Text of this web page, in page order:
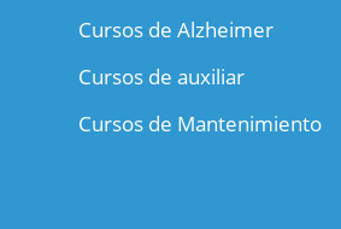
Cursos de Alzheimer
Cursos de auxiliar
Cursos de Mantenimiento